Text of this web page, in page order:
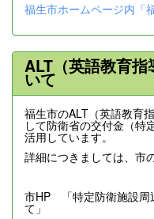
福生市ホームページ内「
ALT（英語教育
いて
福生市のALT（英語教育
して防衛省の交付金（特
活用しています。
詳細につきましては、市
市HP 「特定防衛施設周
て」